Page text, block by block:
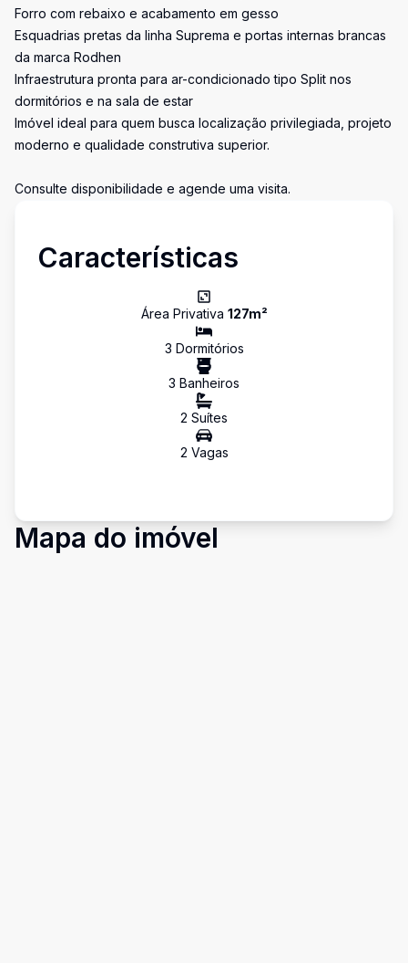
Forro com rebaixo e acabamento em gesso
Esquadrias pretas da linha Suprema e portas internas brancas
da marca Rodhen
Infraestrutura pronta para ar-condicionado tipo Split nos
dormitórios e na sala de estar
Imóvel ideal para quem busca localização privilegiada, projeto
moderno e qualidade construtiva superior.
Consulte disponibilidade e agende uma visita.
Características
Área Privativa 127m²
3 Dormitórios
3 Banheiros
2 Suítes
2 Vagas
Mapa do imóvel